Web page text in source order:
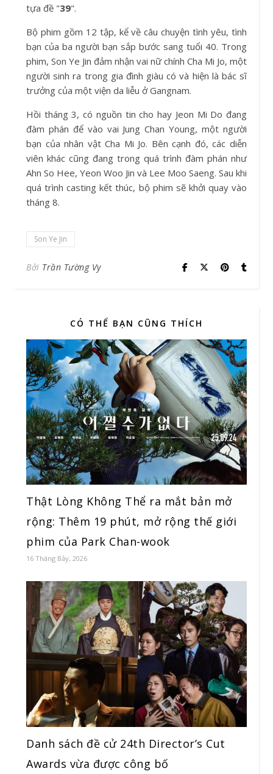
tựa đề "39".
Bộ phim gồm 12 tập, kể về câu chuyện tình yêu, tình
bạn của ba người bạn sắp bước sang tuổi 40. Trong
phim, Son Ye Jin đảm nhận vai nữ chính Cha Mi Jo, một
người sinh ra trong gia đình giàu có và hiện là bác sĩ
trưởng của một viện da liễu ở Gangnam.
Hồi tháng 3, có nguồn tin cho hay Jeon Mi Do đang
đàm phán để vào vai Jung Chan Young, một người
bạn của nhân vật Cha Mi Jo. Bên cạnh đó, các diễn
viên khác cũng đang trong quá trình đàm phán như
Ahn So Hee, Yeon Woo Jin và Lee Moo Saeng. Sau khi
quá trình casting kết thúc, bộ phim sẽ khởi quay vào
tháng 8.
Son Ye Jin
Bởi Trần Tường Vy
CÓ THỂ BẠN CŨNG THÍCH
Thật Lòng Không Thể ra mắt bản mở
rộng: Thêm 19 phút, mở rộng thế giới
phim của Park Chan-wook
16 Tháng Bảy, 2026
Danh sách đề cử 24th Director’s Cut
Awards vừa được công bố